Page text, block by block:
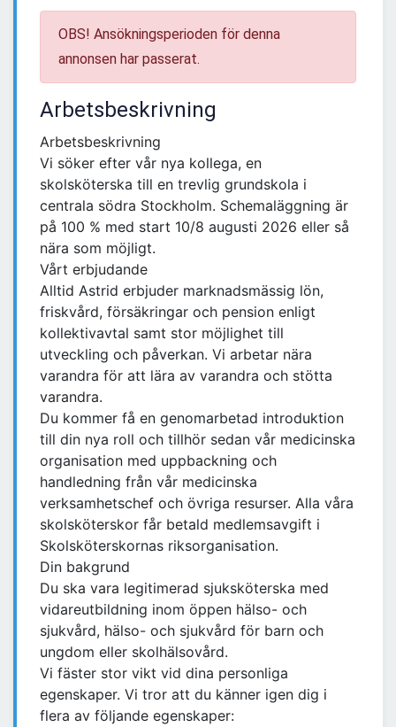
OBS! Ansökningsperioden för denna
annonsen har passerat.
Arbetsbeskrivning
Arbetsbeskrivning
Vi söker efter vår nya kollega, en
skolsköterska till en trevlig grundskola i
centrala södra Stockholm. Schemaläggning är
på 100 % med start 10/8 augusti 2026 eller så
nära som möjligt.
Vårt erbjudande
Alltid Astrid erbjuder marknadsmässig lön,
friskvård, försäkringar och pension enligt
kollektivavtal samt stor möjlighet till
utveckling och påverkan. Vi arbetar nära
varandra för att lära av varandra och stötta
varandra.
Du kommer få en genomarbetad introduktion
till din nya roll och tillhör sedan vår medicinska
organisation med uppbackning och
handledning från vår medicinska
verksamhetschef och övriga resurser. Alla våra
skolsköterskor får betald medlemsavgift i
Skolsköterskornas riksorganisation.
Din bakgrund
Du ska vara legitimerad sjuksköterska med
vidareutbildning inom öppen hälso- och
sjukvård, hälso- och sjukvård för barn och
ungdom eller skolhälsovård.
Vi fäster stor vikt vid dina personliga
egenskaper. Vi tror att du känner igen dig i
flera av följande egenskaper: